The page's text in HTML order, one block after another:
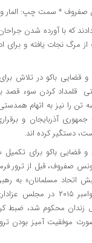
* سمت چپ: المار
که با آورده شدن
از مرگ نجات یافته و برای
و قضایی باکو در تلاش
قلمداد کردن سوء قصد
تن را نیز به اتهام
جمهوری آذربایجان و
دستگیر کرده اند.
و قضایی باکو برای
صفروف، قبل از ترور
مسلمانان» به
روحانی که در ۲۶ نوامبر
و به ۲۰ سال زندان محکوم شد،
موفقیت آمیز بودن